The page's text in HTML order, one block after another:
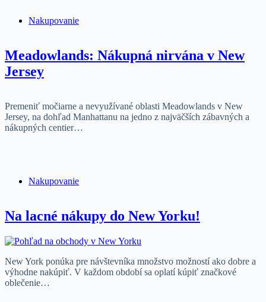
Nakupovanie
Meadowlands: Nákupná nirvána v New
Jersey
Premeniť močiarne a nevyužívané oblasti Meadowlands v New
Jersey, na dohľad Manhattanu na jedno z najväčších zábavných a
nákupných centier…
Nakupovanie
Na lacné nákupy do New Yorku!
New York ponúka pre návštevníka množstvo možností ako dobre a
výhodne nakúpiť. V každom období sa oplatí kúpiť značkové
oblečenie…